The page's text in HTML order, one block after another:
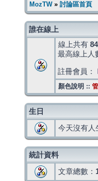
MozTW» 討論區首頁
誰在線上
線上共有
最高線上人
註冊會員：
顏色說明 ::
生日
今天沒有人
統計資料
文章總數：